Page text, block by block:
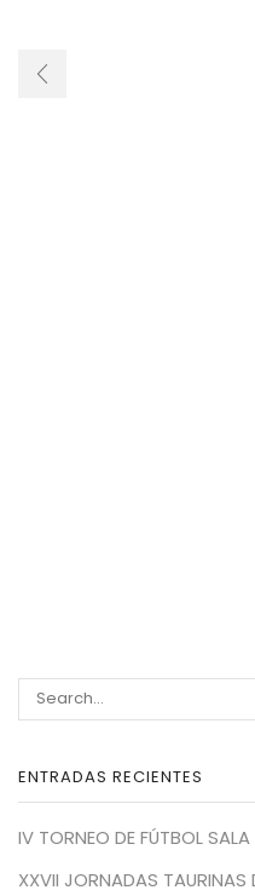
ENTRADAS RECIENTES
IV TORNEO DE FÚTBOL
XXVII JORNADAS TAURINAS